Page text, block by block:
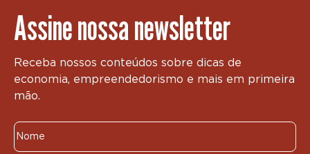
Assine nossa newsletter
Receba nossos conteúdos sobre dicas de
economia, empreendedorismo e mais em primeira
mão.